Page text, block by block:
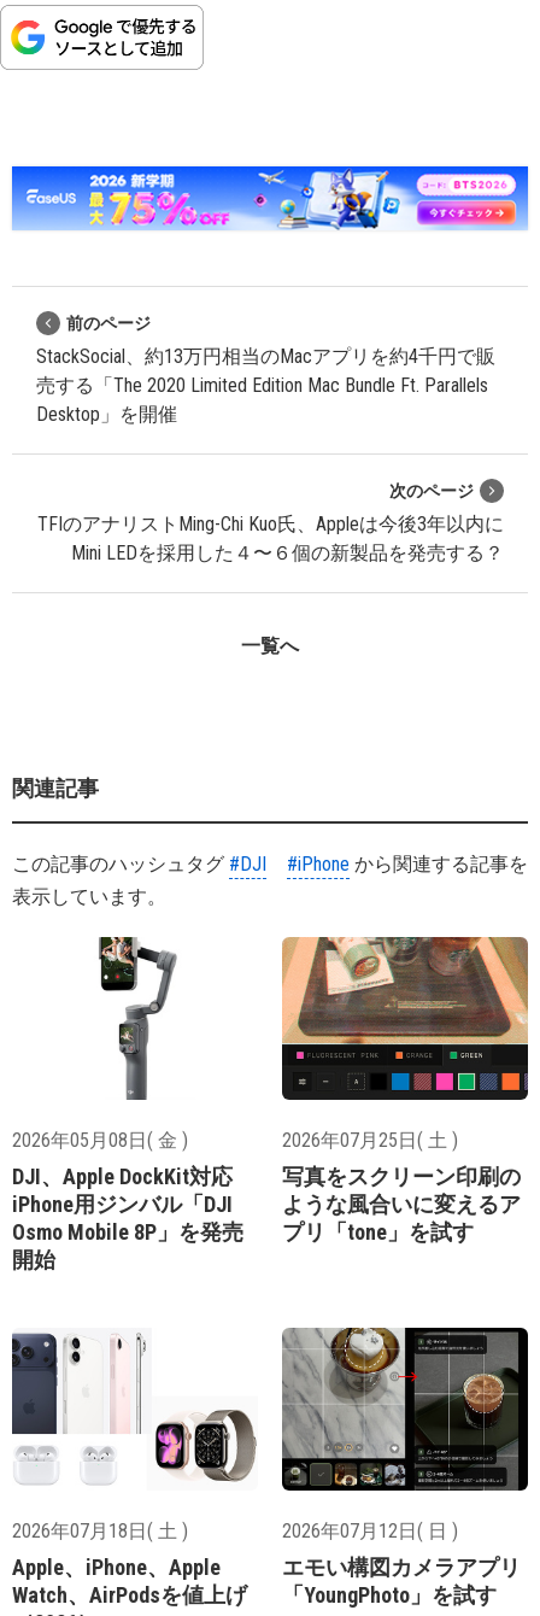
前のページ
StackSocial、約13万円相当のMacアプリを約4千円で販
売する「The 2020 Limited Edition Mac Bundle Ft. Parallels
Desktop」を開催
次のページ
TFIのアナリストMing-Chi Kuo氏、Appleは今後3年以内に
Mini LEDを採用した４〜６個の新製品を発売する？
一覧へ
関連記事
この記事のハッシュタグ #DJI #iPhone から関連する記事を
表示しています。
2026年05月08日( 金 )
DJI、Apple DockKit対応
iPhone用ジンバル「DJI
Osmo Mobile 8P」を発売
開始
2026年07月25日( 土 )
写真をスクリーン印刷の
ような風合いに変えるア
プリ「tone」を試す
2026年07月18日( 土 )
Apple、iPhone、Apple
Watch、AirPodsを値上げ
2026年07月12日( 日 )
エモい構図カメラアプリ
「YoungPhoto」を試す